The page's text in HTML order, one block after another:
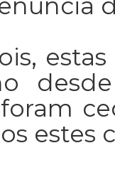
estes